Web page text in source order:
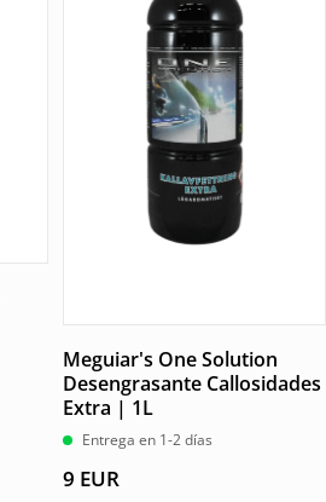
Meguiar's One Solution
Desengrasante Callosidades
Extra | 1L
Entrega en 1-2 días
9 EUR